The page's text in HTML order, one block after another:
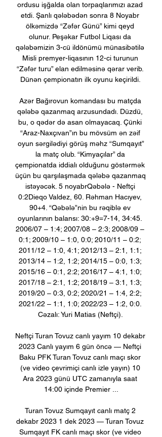
ordusu işğalda olan torpaqlarımızı azad
etdi. Şanlı qələbədən sonra 8 Noyabr
ölkəmizdə “Zəfər Günü” kimi qeyd
olunur. Peşəkar Futbol Liqası da
qələbəmizin 3-cü ildönümü münasibətilə
Misli premyer-liqasının 12-ci turunun
“Zəfər turu” elan edilməsinə qərar verib.
Dünən çempionatın ilk oyunu keçirildi.
Azər Bağırovun komandası bu matçda
qələbə qazanmaq arzusundadı. Düzdü,
bu, o qədər də asan olmayacaq. Çünki
“Araz-Naxçıvan”ın bu mövsüm ən zəif
oyun sərgilədiyi görüş məhz “Sumqayıt”
la matç olub. “Kimyaçılar” da
çempionatda iddialı olduğunu göstərmək
üçün bu qarşılaşmada qələbə qazanmaq
istəyəcək. 5 noyabrQəbələ - Neftçi
0:2Dieqo Valdez, 60. Rəhman Hacıyev,
90+4. “Qəbələ”nin bu rəqiblə ev
oyunlarının balansı: 30:+9=7-14, 34:45.
2006/07 – 1:4; 2007/08 – 2:3; 2008/09 –
0:1; 2009/10 – 1:0, 0:0; 2010/11 – 0:2;
2011/12 – 1:0, 4:1; 2012/13 – 2:1, 1:1;
2013/14 – 1:2, 1:2; 2014/15 – 0:0, 1:3;
2015/16 – 0:1, 2:2; 2016/17 – 4:1, 1:0;
2017/18 – 2:1, 1:2; 2018/19 – 3:1, 1:3;
2019/20 – 0:3, 0:2; 2020/21 – 1:4, 2:2;
2021/22 – 1:1, 1:0; 2022/23 – 1:2, 0:0.
Cəzalı: Yuri Matias (Neftçi).
Neftçi Turan Tovuz canlı yayım 10 dekabr
2023 Canlı yayım 6 gün öncə — Neftçi
Baku PFK Turan Tovuz canlı maçı skor
(ve video çevrimiçi canlı izle yayın) 10
Ara 2023 günü UTC zamanıyla saat
14:00 içinde Premier ...
Turan Tovuz Sumqayıt canlı matç 2
dekabr 2023 1 dek 2023 — Turan Tovuz
Sumqayıt FK canlı maçı skor (ve video